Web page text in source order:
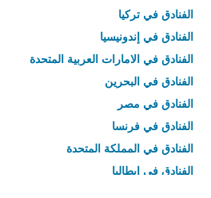
الفنادق في تركيا
الفنادق في إندونيسيا
الفنادق في الامارات العربية المتحدة
الفنادق في البحرين
الفنادق في مصر
الفنادق في فرنسا
الفنادق في المملكة المتحدة
الفنادق في إيطاليا